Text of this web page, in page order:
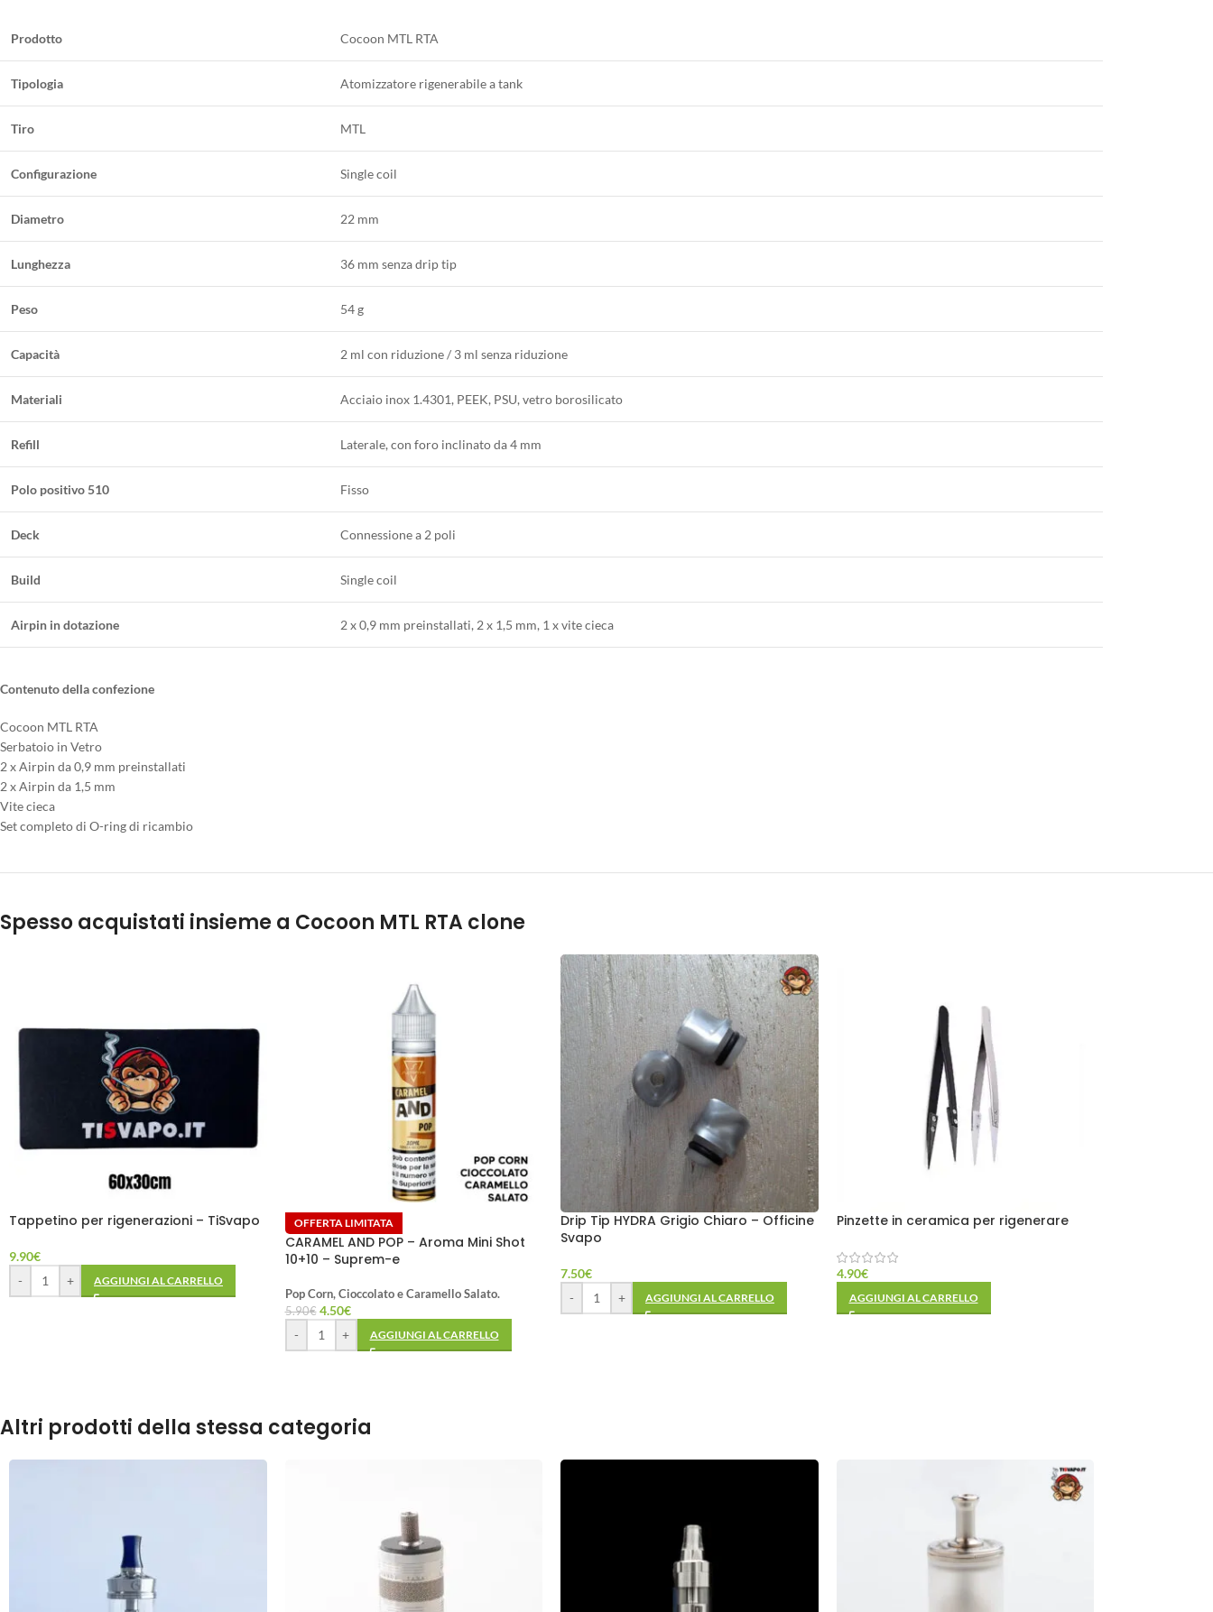
Prodotto Cocoon MTL RTA
Tipologia Atomizzatore rigenerabile a tank
Tiro MTL
Configurazione Single coil
Diametro 22 mm
Lunghezza 36 mm senza drip tip
Peso 54 g
Capacità 2 ml con riduzione / 3 ml senza riduzione
Materiali Acciaio inox 1.4301, PEEK, PSU, vetro borosilicato
Refill Laterale, con foro inclinato da 4 mm
Polo positivo 510 Fisso
Deck Connessione a 2 poli
Build Single coil
Airpin in dotazione 2 x 0,9 mm preinstallati, 2 x 1,5 mm, 1 x vite cieca
Contenuto della confezione
Cocoon MTL RTA
Serbatoio in Vetro
2 x Airpin da 0,9 mm preinstallati
2 x Airpin da 1,5 mm
Vite cieca
Set completo di O-ring di ricambio
Spesso acquistati insieme a Cocoon MTL RTA clone
Tappetino per rigenerazioni – TiSvapo
9.90€
-
+ AGGIUNGI AL CARRELLO
OFFERTA LIMITATA
CARAMEL AND POP – Aroma Mini Shot
10+10 – Suprem-e
Pop Corn, Cioccolato e Caramello Salato.
5.90€ 4.50€
- + AGGIUNGI AL CARRELLO
Drip Tip HYDRA Grigio Chiaro – Officine
Svapo
7.50€
-
+ AGGIUNGI AL CARRELLO
Pinzette in ceramica per rigenerare
4.90€
AGGIUNGI AL CARRELLO
Altri prodotti della stessa categoria